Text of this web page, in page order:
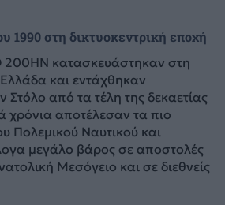
1990 στη δικτυοκεντρική εποχή
200HN κατασκευάστηκαν στη
και εντάχθηκαν
Στόλο από τα τέλη της δεκαετίας
χρόνια αποτέλεσαν τα πιο
Πολεμικού Ναυτικού και
μεγάλο βάρος σε αποστολές
Μεσόγειο και σε διεθνείς